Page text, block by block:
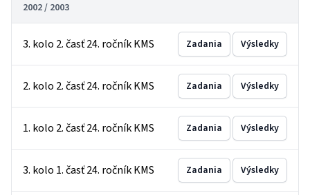
2002 / 2003
3. kolo 2. časť 24. ročník KMS Zadania Výsledky
2. kolo 2. časť 24. ročník KMS Zadania Výsledky
1. kolo 2. časť 24. ročník KMS Zadania Výsledky
3. kolo 1. časť 24. ročník KMS Zadania Výsledky